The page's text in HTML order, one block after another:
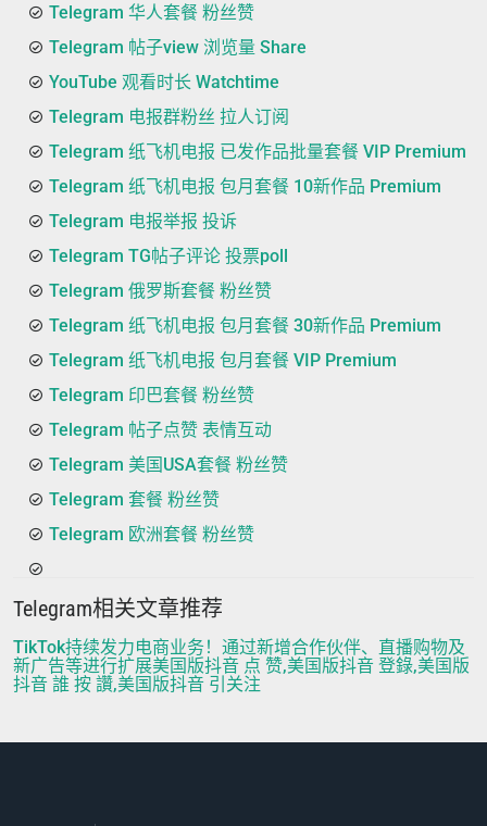
Telegram 华人套餐 粉丝赞
Telegram 帖子view 浏览量 Share
YouTube 观看时长 Watchtime
Telegram 电报群粉丝 拉人订阅
Telegram 纸飞机电报 已发作品批量套餐 VIP Premium
Telegram 纸飞机电报 包月套餐 10新作品 Premium
Telegram 电报举报 投诉
Telegram TG帖子评论 投票poll
Telegram 俄罗斯套餐 粉丝赞
Telegram 纸飞机电报 包月套餐 30新作品 Premium
Telegram 纸飞机电报 包月套餐 VIP Premium
Telegram 印巴套餐 粉丝赞
Telegram 帖子点赞 表情互动
Telegram 美国USA套餐 粉丝赞
Telegram 套餐 粉丝赞
Telegram 欧洲套餐 粉丝赞
Telegram相关文章推荐
TikTok持续发力电商业务！通过新增合作伙伴、直播购物及
新广告等进行扩展美国版抖音 点 赞,美国版抖音 登錄,美国版
抖音 誰 按 讚,美国版抖音 引关注